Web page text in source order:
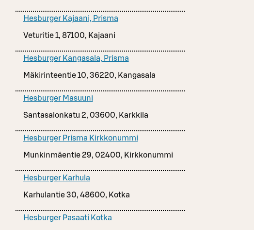
Hesburger Kajaani, Prisma
Veturitie 1, 87100, Kajaani
Hesburger Kangasala, Prisma
Mäkirinteentie 10, 36220, Kangasala
Hesburger Masuuni
Santasalonkatu 2, 03600, Karkkila
Hesburger Prisma Kirkkonummi
Munkinmäentie 29, 02400, Kirkkonummi
Hesburger Karhula
Karhulantie 30, 48600, Kotka
Hesburger Pasaati Kotka